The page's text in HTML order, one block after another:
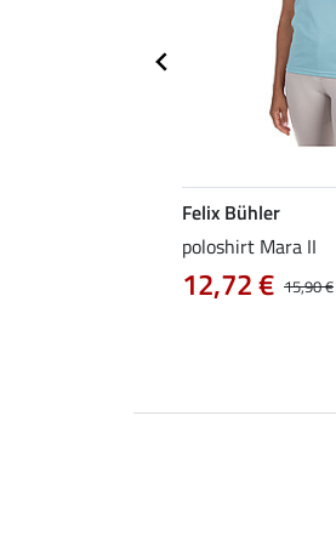
Felix Bühler
poloshirt Mara II
15,90 €
12,72 €